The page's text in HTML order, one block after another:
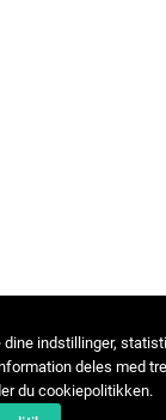
indstillinger,
deles med
du cookiepolitikken.